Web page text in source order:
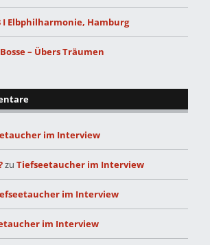
I Elbphilharmonie, Hamburg
– Übers Träumen
im Interview
zu Tiefseetaucher im Interview
im Interview
im Interview